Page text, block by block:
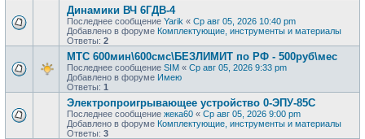
Динамики ВЧ 6ГДВ-4
Последнее сообщение Yarik « Ср авг 05, 2026 10:40 pm
Добавлено в форуме Комплектующие, инструменты и материалы
Ответы: 2
МТС 600мин\600смс\БЕЗЛИМИТ по РФ - 500руб\мес
Последнее сообщение SIM « Ср авг 05, 2026 9:33 pm
Добавлено в форуме Имею
Ответы: 1
Электропроигрывающее устройство 0-ЭПУ-85С
Последнее сообщение жека60 « Ср авг 05, 2026 9:00 pm
Добавлено в форуме Комплектующие, инструменты и материалы
Ответы: 3